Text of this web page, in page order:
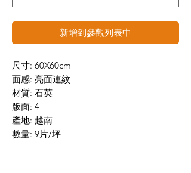
新增到參觀列表中
尺寸: 60X60cm
面感: 亮面連紋
材質: 石英
版面: 4
產地: 越南
數量: 9片/坪